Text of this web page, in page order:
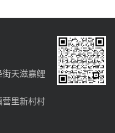
天滋嘉鲤
里新村村